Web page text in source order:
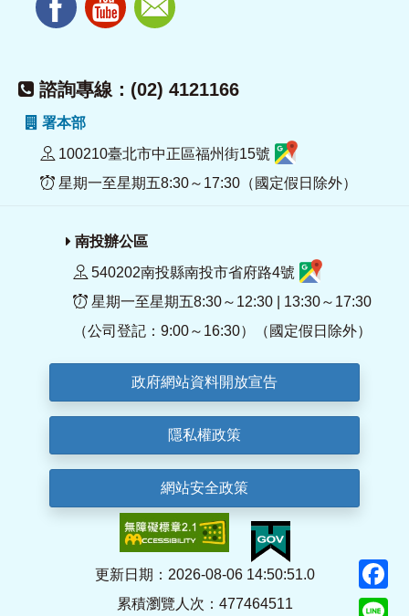
諮詢專線：(02) 4121166
署本部
100210臺北市中正區福州街15號
星期一至星期五8:30～17:30（國定假日除外）
南投辦公區
540202南投縣南投市省府路4號
星期一至星期五8:30～12:30 | 13:30～17:30
（公司登記：9:00～16:30）（國定假日除外）
政府網站資料開放宣告
隱私權政策
網站安全政策
更新日期：2026-08-06 14:50:51.0
累積瀏覽人次：477464511